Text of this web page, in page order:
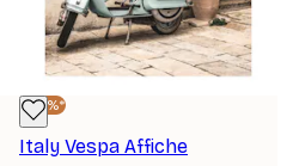
-40%*
Italy Vespa Affiche